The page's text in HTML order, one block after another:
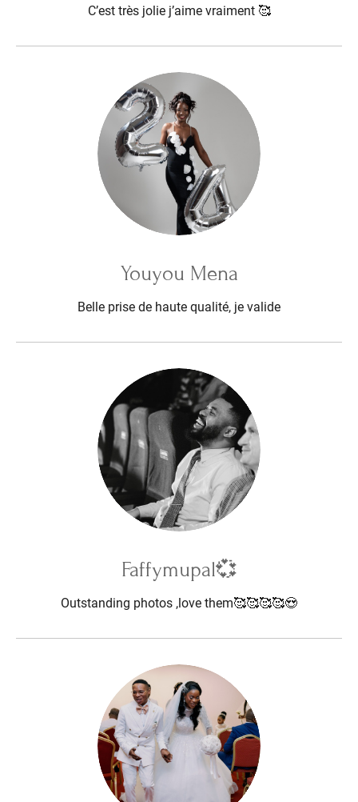
C’est très jolie j’aime vraiment 🥰
Youyou Mena
Belle prise de haute qualité, je valide
Faffymupal💞
Outstanding photos ,love them🥰🥰🥰🥰😍